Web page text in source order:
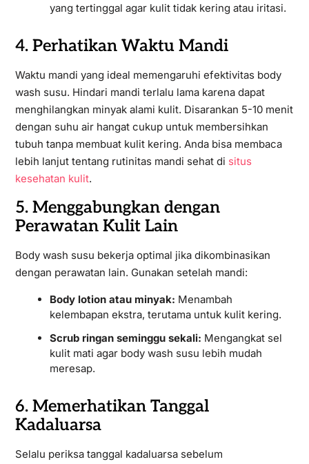
yang tertinggal agar kulit tidak kering atau iritasi.
4. Perhatikan Waktu Mandi
Waktu mandi yang ideal memengaruhi efektivitas body
wash susu. Hindari mandi terlalu lama karena dapat
menghilangkan minyak alami kulit. Disarankan 5-10 menit
dengan suhu air hangat cukup untuk membersihkan
tubuh tanpa membuat kulit kering. Anda bisa membaca
lebih lanjut tentang rutinitas mandi sehat di situs
kesehatan kulit.
5. Menggabungkan dengan
Perawatan Kulit Lain
Body wash susu bekerja optimal jika dikombinasikan
dengan perawatan lain. Gunakan setelah mandi:
Body lotion atau minyak: Menambah
kelembapan ekstra, terutama untuk kulit kering.
Scrub ringan seminggu sekali: Mengangkat sel
kulit mati agar body wash susu lebih mudah
meresap.
6. Memerhatikan Tanggal
Kadaluarsa
Selalu periksa tanggal kadaluarsa sebelum